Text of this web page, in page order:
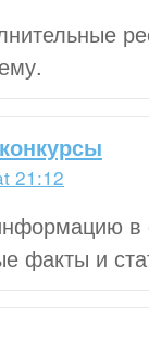
21:12
факты и